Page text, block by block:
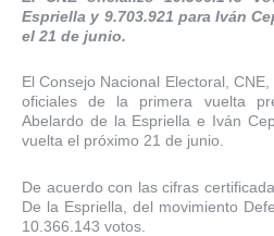
Espriella y 9.703.921 para Iván
el 21 de junio.
El Consejo Nacional Electoral,
oficiales de la primera vuelta
Abelardo de la Espriella e Iván
vuelta el próximo 21 de junio.
De acuerdo con las cifras
De la Espriella, del movimiento
10.366.143 votos.